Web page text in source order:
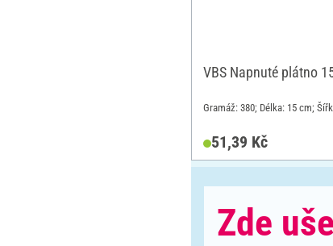
VBS Napnuté plátno
Gramáž: 380; Délka: 15 cm;
51,39 Kč
Zde